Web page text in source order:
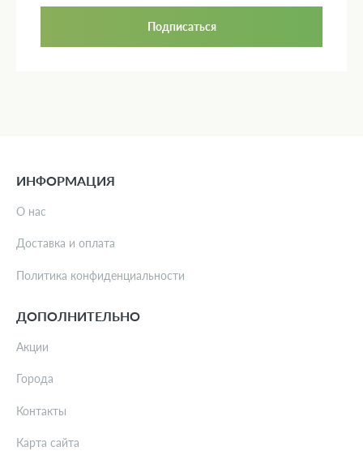
Подписаться
ИНФОРМАЦИЯ
О нас
Доставка и оплата
Политика конфиденциальности
ДОПОЛНИТЕЛЬНО
Акции
Города
Контакты
Карта сайта